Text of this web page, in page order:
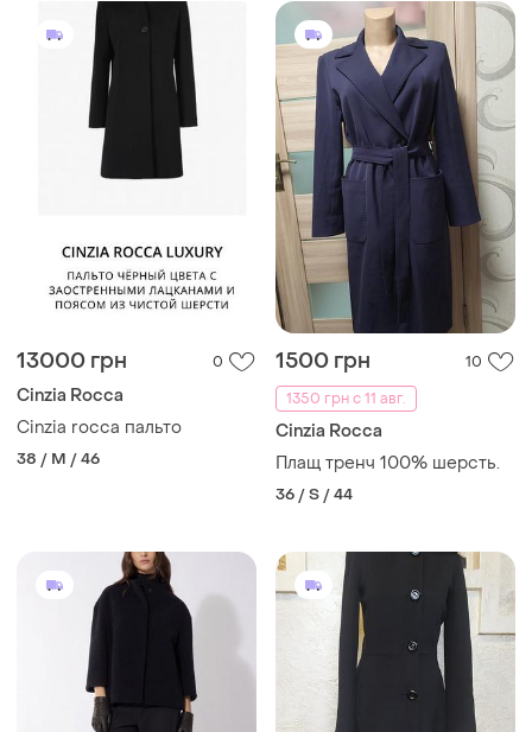
13000 грн 0
Cinzia Rocca
Cinzia rocca пальто
38 / M / 46
1500 грн
10
1350 грн с 11 авг.
Cinzia Rocca
Плащ тренч 100% шерсть.
36 / S / 44